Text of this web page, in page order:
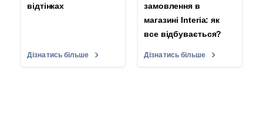
відтінках
Дізнатись більше
замовлення в
магазині Interia: як
все відбувається?
Дізнатись більше